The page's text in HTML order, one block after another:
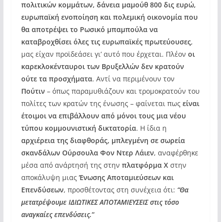
πολιτικών κομμάτων, δάνεια μαμούθ 800 δις ευρώ,
ευρωπαϊκή ενοποίηση και πολεμική οικονομία που
θα αποτρέψει το Ρωσικό μπαμπούλα να
καταβροχθίσει όλες τις ευρωπαϊκές πρωτεύουσες,
μας είχαν προϊδεάσει γι’ αυτό που έρχεται. Πλέον οι
καρεκλοκένταυροι των Βρυξελλών δεν κρατούν
ούτε τα προσχήματα. Aντί να περιμένουν τον
Πούτιν– όπως παραμυθιάζουν και τρομοκρατούν του
πολίτες των κρατών της ένωσης – φαίνεται πως είναι
έτοιμοι να επιβάλλουν από μόνοι τους μια νέου
τύπου κομμουνιστική δικτατορία. Η ίδια η
αρχιέρεια της διαφθοράς, μπλεγμένη σε σωρεία
σκανδάλων Ούρσουλα Φον Ντερ Λάιεν, αναφέρθηκε
μέσα από ανάρτησή της στην πλατφόρμα Χστην
αποκάλυψη μιας Ένωσης Αποταμιεύσεων και
Επενδύσεων, προσθέτοντας στη συνέχεια ότι: “Θα
μετατρέψουμε ΙΔΙΩΤΙΚΕΣ ΑΠΟΤΑΜΙΕΥΣΕΙΣ στις τόσο
αναγκαίες επενδύσεις.“